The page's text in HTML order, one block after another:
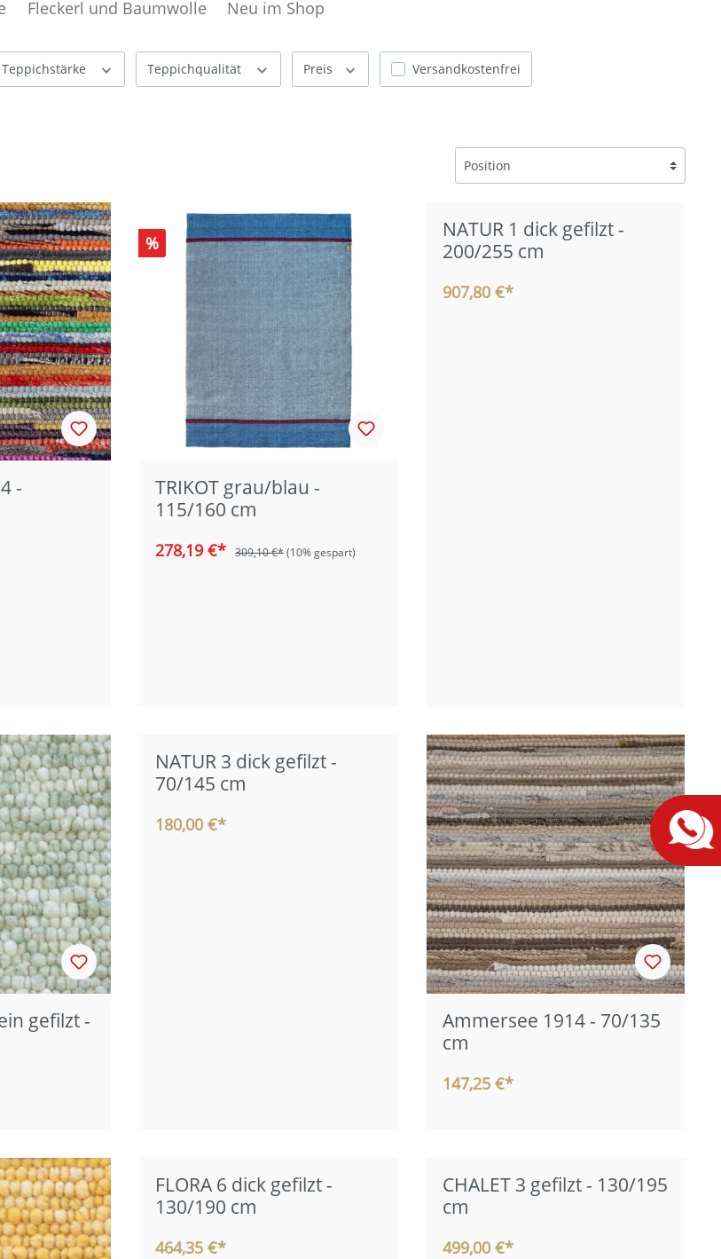
Fleckerl und Baumwolle Neu im Shop
Teppichstärke Teppichqualität Preis Versandkostenfrei
-
%
TRIKOT grau/blau -
115/160 cm
278,19 €* 309,10 €*(10% gespart)
NATUR 1 dick gefilzt -
200/255 cm
907,80 €*
gefilzt -
NATUR 3 dick gefilzt -
70/145 cm
180,00 €*
Ammersee 1914 - 70/135
cm
147,25 €*
FLORA 6 dick gefilzt -
130/190 cm
464,35 €*
CHALET 3 gefilzt - 130/195
cm
499,00 €*